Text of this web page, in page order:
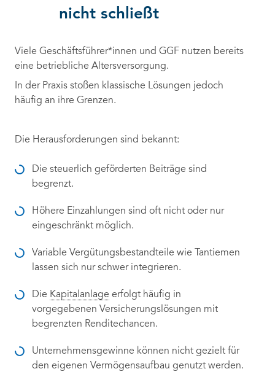
nicht schließt
Viele Geschäftsführer*innen und GGF nutzen bereits
eine betriebliche Altersversorgung.
In der Praxis stoßen klassische Lösungen jedoch
häufig an ihre Grenzen.
Die Herausforderungen sind bekannt:
Die steuerlich geförderten Beiträge sind
begrenzt.
Höhere Einzahlungen sind oft nicht oder nur
eingeschränkt möglich.
Variable Vergütungsbestandteile wie Tantiemen
lassen sich nur schwer integrieren.
Die Kapitalanlage erfolgt häufig in
vorgegebenen Versicherungslösungen mit
begrenzten Renditechancen.
Unternehmensgewinne können nicht gezielt für
den eigenen Vermögensaufbau genutzt werden.